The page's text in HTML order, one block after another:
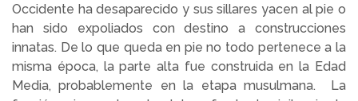
Occidente ha desaparecido y sus sillares yacen al pie o
han sido expoliados con destino a construcciones
innatas. De lo que queda en pie no todo pertenece a la
misma época, la parte alta fue construida en la Edad
Media, probablemente en la etapa musulmana. La